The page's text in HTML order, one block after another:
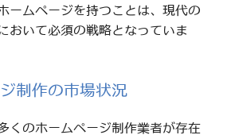
ームページを持つことは、現代の
おいて必須の戦略となっていま
制作の市場状況
くのホームページ制作業者が存在